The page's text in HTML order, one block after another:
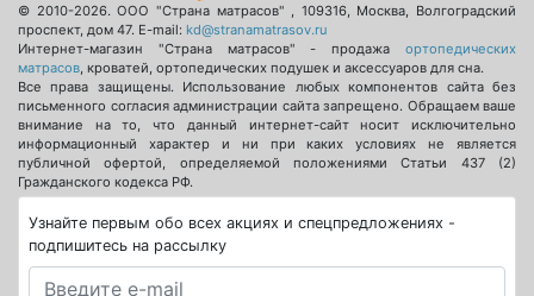
© 2010-2026.ООО "Страна матрасов" 109316, Москва
Волгоградский
проспект, дом 47. E-mail: kd@stranamatrasov.ru
Интернет-магазин "Страна матрасов" - продажа ортопедических
матрасов , кроватей, ортопедических подушек и аксессуаров для сна.
Все права защищены. Использование любых компонентов сайта без
письменного согласия администрации сайта запрещено. Обращаем ваше
внимание на то, что данный интернет-сайт носит исключительно
информационный характер и ни при каких условиях не является
публичной офертой, определяемой положениями Статьи 437 (2)
Гражданского кодекса РФ.
Узнайте первым обо всех акциях и спецпредложениях -
подпишитесь на рассылку